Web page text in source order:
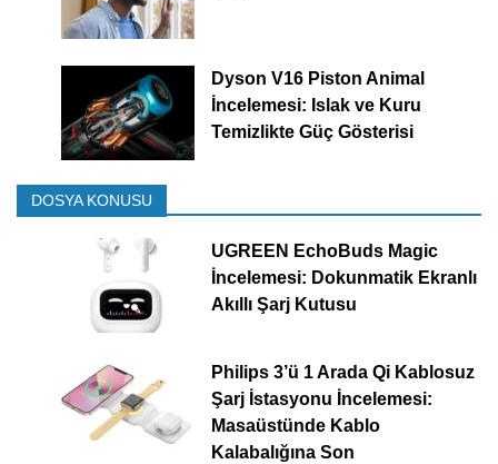
Dyson V16 Piston Animal
İncelemesi: Islak ve Kuru
Temizlikte Güç Gösterisi
DOSYA KONUSU
UGREEN EchoBuds Magic
İncelemesi: Dokunmatik Ekranlı
Akıllı Şarj Kutusu
Philips 3’ü 1 Arada Qi Kablosuz
Şarj İstasyonu İncelemesi:
Masaüstünde Kablo
Kalabalığına Son